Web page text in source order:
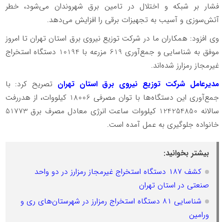
فشار بر شبکه و اختلال در تامین برق شهروندان می‌شود، خطر
آتش‌سوزی و آسیب به تجهیزات برقی را افزایش می‌دهد.
️وی افزود: همکاران ما در شرکت توزیع نیروی برق استان تهران تا امروز
موفق به شناسایی و جمع‌آوری 619 مزرعه با 10194 دستگاه استخراج
غیرمجاز رمزارز شده‌اند.
️مدیرعامل شرکت توزیع نیروی برق استان تهران تصریح کرد: با
جمع‌آوری این دستگاه‌ها با توان مصرفی 18006 کیلووات، از هدررفت
سالانه 124254850 کیلووات ساعت انرژی معادل مصرف برق 51773
خانواده جلوگیری به عمل آمده است.
بیشتر بخوانید:
کشف ۱۸۷ دستگاه استخراج غیرمجاز رمزارز در دو واحد
صنعتی در استان تهران
شناسایی ۸۱ دستگاه استخراج رمزارز در شهرستان‌های ری و
ورامین